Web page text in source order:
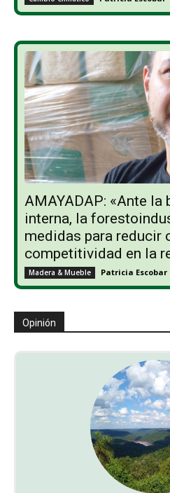
AMAYADAP: «Ante la
interna, la
medidas para reducir
competitividad en la
Madera & Mueble Patricia Escobar
Opinión